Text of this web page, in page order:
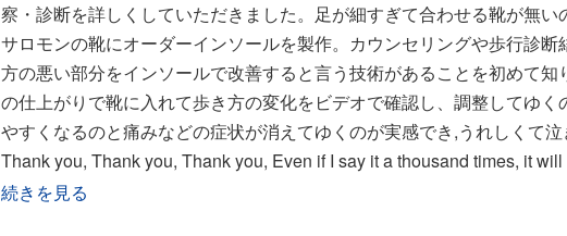
察・診断を詳しくしていただきました。足が細すぎて合わせる靴が無い
サロモンの靴にオーダーインソールを製作。カウンセリングや歩行診断
方の悪い部分をインソールで改善すると言う技術があることを初めて知
の仕上がりで靴に入れて歩き方の変化をビデオで確認し、調整してゆく
やすくなるのと痛みなどの症状が消えてゆくのが実感でき,うれしくて泣
Thank you, Thank you, Thank you, Even if I say it a thousand times, it
tep I take, I'll think of you and your amazing ability to make life easier for
続きを見る